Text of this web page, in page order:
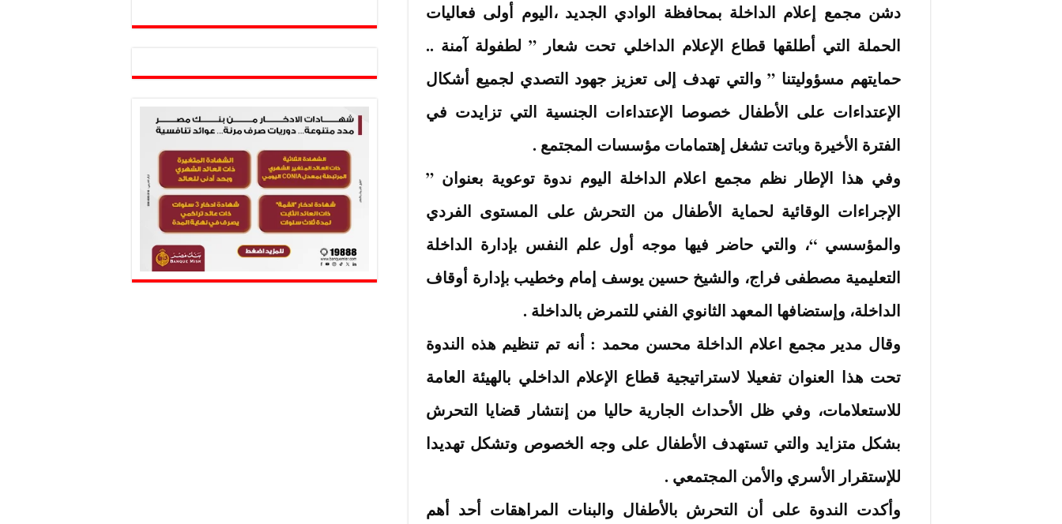
دشن مجمع إعلام الداخلة بمحافظة الوادي الجديد ،اليوم أولى فعاليات
الحملة التي أطلقها قطاع الإعلام الداخلي تحت شعار ” لطفولة آمنة ..
حمايتهم مسؤوليتنا ” والتي تهدف إلى تعزيز جهود التصدي لجميع أشكال
الإعتداءات على الأطفال خصوصا الإعتداءات الجنسية التي تزايدت في
الفترة الأخيرة وباتت تشغل إهتمامات مؤسسات المجتمع .
وفي هذا الإطار نظم مجمع اعلام الداخلة اليوم ندوة توعوية بعنوان ”
الإجراءات الوقائية لحماية الأطفال من التحرش على المستوى الفردي
والمؤسسي “، والتي حاضر فيها موجه أول علم النفس بإدارة الداخلة
التعليمية مصطفى فراج، والشيخ حسين يوسف إمام وخطيب بإدارة أوقاف
الداخلة، وإستضافها المعهد الثانوي الفني للتمرض بالداخلة .
وقال مدير مجمع اعلام الداخلة محسن محمد : أنه تم تنظيم هذه الندوة
تحت هذا العنوان تفعيلا لاستراتيجية قطاع الإعلام الداخلي بالهيئة العامة
للاستعلامات، وفي ظل الأحداث الجارية حاليا من إنتشار قضايا التحرش
بشكل متزايد والتي تستهدف الأطفال على وجه الخصوص وتشكل تهديدا
للإستقرار الأسري والأمن المجتمعي .
وأكدت الندوة على أن التحرش بالأطفال والبنات المراهقات أحد أهم